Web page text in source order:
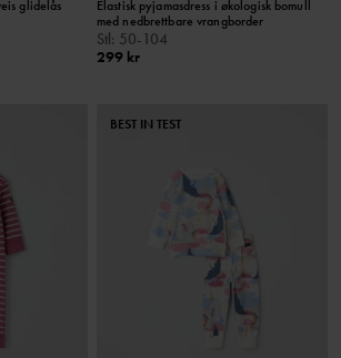
glidelås
Elastisk pyjamasdress i økologisk bomull
med nedbrettbare vrangborder
Stl: 50-104
299 kr
BEST IN TEST